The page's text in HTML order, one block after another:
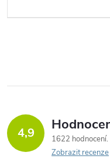
4,9
1622 hodnocení
Zobrazit recenze